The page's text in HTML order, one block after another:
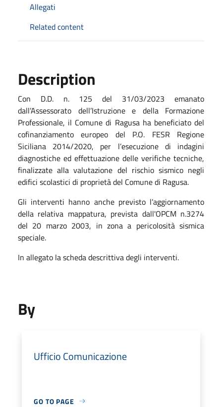
Allegati
Related content
Description
Con D.D. n. 125 del 31/03/2023 emanato
dall’Assessorato dell’Istruzione e della Formazione
Professionale, il Comune di Ragusa ha beneficiato del
cofinanziamento europeo del P.O. FESR Regione
Siciliana 2014/2020, per l’esecuzione di indagini
diagnostiche ed effettuazione delle verifiche tecniche,
finalizzate alla valutazione del rischio sismico negli
edifici scolastici di proprietà del Comune di Ragusa.
Gli interventi hanno anche previsto l’aggiornamento
della relativa mappatura, prevista dall'OPCM n.3274
del 20 marzo 2003, in zona a pericolosità sismica
speciale.
In allegato la scheda descrittiva degli interventi.
By
Ufficio Comunicazione
GO TO PAGE